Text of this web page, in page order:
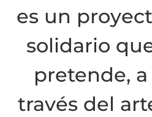
es un
solidario
pretende, a
través del